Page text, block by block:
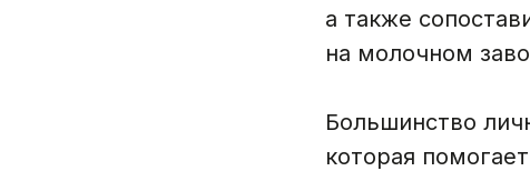
а также
на молочном
Большинство
которая